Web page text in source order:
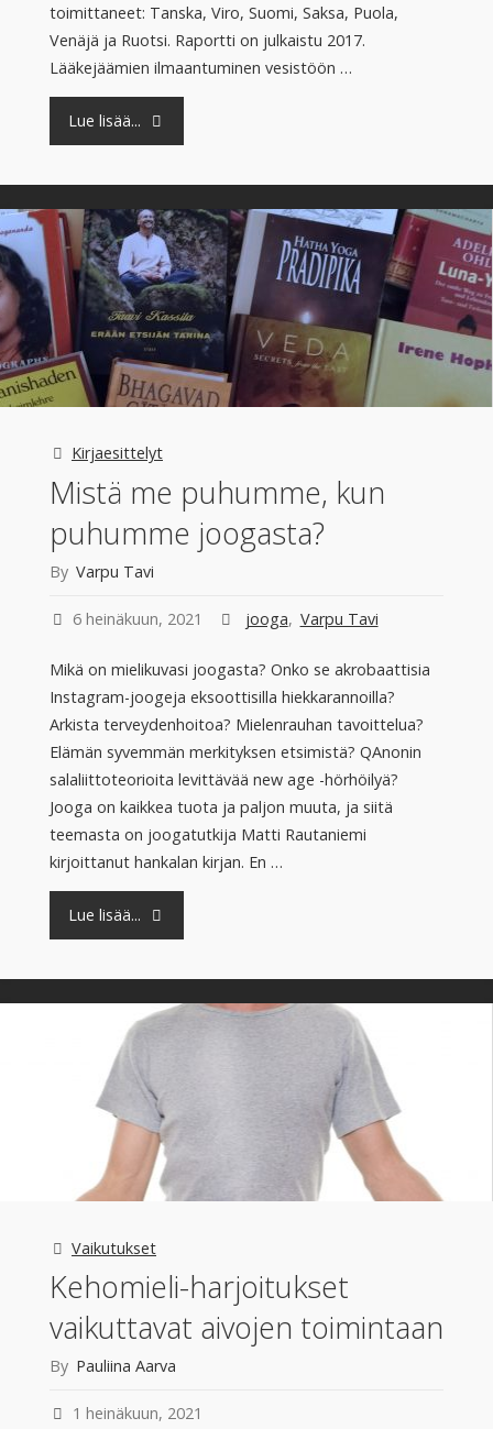
toimittaneet: Tanska, Viro, Suomi, Saksa, Puola,
Venäjä ja Ruotsi. Raportti on julkaistu 2017.
Lääkejäämien ilmaantuminen vesistöön …
Lue lisää... "Lääkejäämät
Itämeri"
Kirjaesittelyt
Mistä me puhumme, kun
puhumme joogasta?
By Varpu Tavi
6 heinäkuun, 2021 jooga, Varpu Tavi
Mikä on mielikuvasi joogasta? Onko se akrobaattisia
Instagram-joogeja eksoottisilla hiekkarannoilla?
Arkista terveydenhoitoa? Mielenrauhan tavoittelua?
Elämän syvemmän merkityksen etsimistä? QAnonin
salaliittoteorioita levittävää new age -hörhöilyä?
Jooga on kaikkea tuota ja paljon muuta, ja siitä
teemasta on joogatutkija Matti Rautaniemi
kirjoittanut hankalan kirjan. En …
Lue lisää... "Mistä
puhumme,
puhumme
joogasta?"
Vaikutukset
Kehomieli-harjoitukset
vaikuttavat aivojen toimintaan
By Pauliina Aarva
1 heinäkuun, 2021